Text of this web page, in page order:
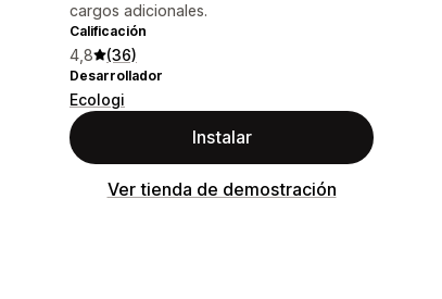
cargos adicionales.
Calificación
4,8 (36)
Desarrollador
Ecologi
Instalar
Ver tienda de demostración